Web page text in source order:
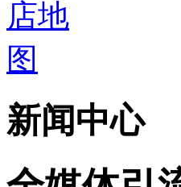
新闻中心